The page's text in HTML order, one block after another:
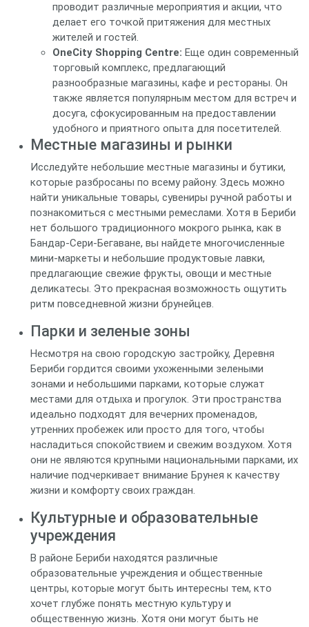
проводит различные мероприятия и акции, что
делает его точкой притяжения для местных
жителей и гостей.
OneCity Shopping Centre: Еще один современный
торговый комплекс, предлагающий
разнообразные магазины, кафе и рестораны. Он
также является популярным местом для встреч и
досуга, сфокусированным на предоставлении
удобного и приятного опыта для посетителей.
Местные магазины и рынки
Исследуйте небольшие местные магазины и бутики,
которые разбросаны по всему району. Здесь можно
найти уникальные товары, сувениры ручной работы и
познакомиться с местными ремеслами. Хотя в Бериби
нет большого традиционного мокрого рынка, как в
Бандар-Сери-Бегаване, вы найдете многочисленные
мини-маркеты и небольшие продуктовые лавки,
предлагающие свежие фрукты, овощи и местные
деликатесы. Это прекрасная возможность ощутить
ритм повседневной жизни брунейцев.
Парки и зеленые зоны
Несмотря на свою городскую застройку, Деревня
Бериби гордится своими ухоженными зелеными
зонами и небольшими парками, которые служат
местами для отдыха и прогулок. Эти пространства
идеально подходят для вечерних променадов,
утренних пробежек или просто для того, чтобы
насладиться спокойствием и свежим воздухом. Хотя
они не являются крупными национальными парками, их
наличие подчеркивает внимание Брунея к качеству
жизни и комфорту своих граждан.
Культурные и образовательные
учреждения
В районе Бериби находятся различные
образовательные учреждения и общественные
центры, которые могут быть интересны тем, кто
хочет глубже понять местную культуру и
общественную жизнь. Хотя они могут быть не